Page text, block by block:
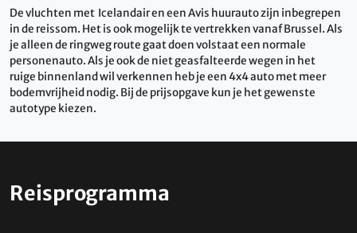
De vluchten met Icelandair en een Avis huurauto zijn inbegrepen
in de reissom. Het is ook mogelijk te vertrekken vanaf Brussel. Als
je alleen de ringweg route gaat doen volstaat een normale
personenauto. Als je ook de niet geasfalteerde wegen in het
ruige binnenland wil verkennen heb je een 4x4 auto met meer
bodemvrijheid nodig. Bij de prijsopgave kun je het gewenste
autotype kiezen.
Reisprogramma